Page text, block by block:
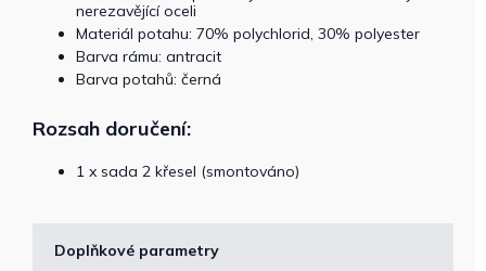
nerezavějící oceli
Materiál potahu: 70% polychlorid, 30% polyester
Barva rámu: antracit
Barva potahů: černá
Rozsah doručení:
1 x sada 2 křesel (smontováno)
Doplňkové parametry